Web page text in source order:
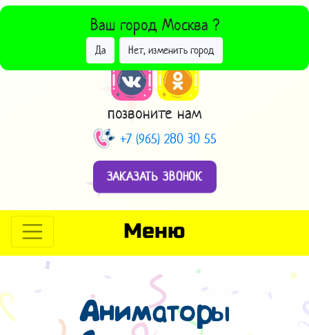
Ваш город Москва ?
Да Нет, изменить город
ВЫБРАТЬ ДРУГОЙ ГОРОД
позвоните нам
+7 (965) 280 30 55
ЗАКАЗАТЬ ЗВОНОК
Меню
Аниматоры